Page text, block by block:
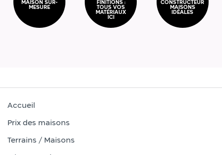
MAISON SUR-
MESURE
FINITIONS :
TOUS VOS
MATÉRIAUX
ICI
CONSTRUCTEUR
MAISONS
IDÉALES
Accueil
Prix des maisons
Terrains / Maisons